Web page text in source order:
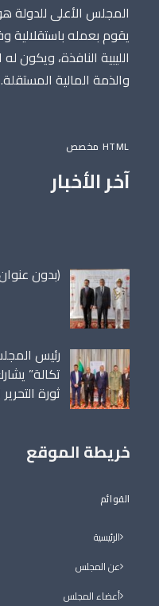
المجلس الأعلى للدولة
يقوم بعمله باستقلالية
الليبية النافذة، ويكون
والذمة المالية المستقلة.
HTML مخصص
آخر الأخبار
(بدون
رئيس
ثورة
خريطة الموقع
القوائم
الرئيسية
عن المجلس
أعضاء المجلس